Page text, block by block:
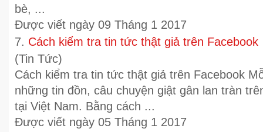
bè, ...
Được viết ngày 09 Tháng 1 2017
7. Cách kiểm tra tin tức thật giả trên Facebook
(Tin Tức)
Cách kiểm tra tin tức thật giả trên Facebook
những tin đồn, câu chuyện giật gân lan tràn
tại Việt Nam. Bằng cách ...
Được viết ngày 05 Tháng 1 2017